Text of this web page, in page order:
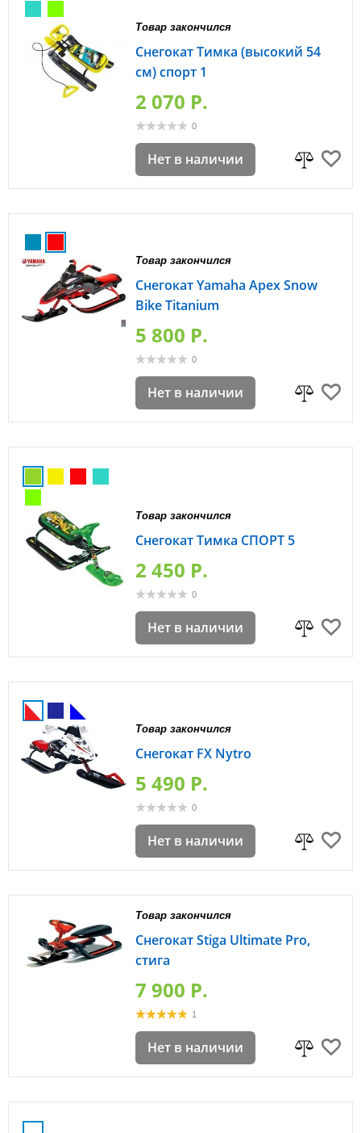
Товар закончился
Снегокат Тимка (высокий 54
см) спорт 1
2 070 P.
0
Нет в наличии
Товар закончился
Снегокат Yamaha Apex Snow
Bike Titanium
5 800 P.
0
Нет в наличии
Товар закончился
Снегокат Тимка СПОРТ 5
2 450 P.
0
Нет в наличии
Товар закончился
Снегокат FX Nytro
5 490 P.
0
Нет в наличии
Товар закончился
Снегокат Stiga Ultimate Pro,
стига
7 900 P.
1
Нет в наличии